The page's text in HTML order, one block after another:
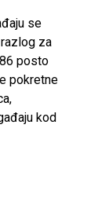
se
za
posto
pokretne
kod